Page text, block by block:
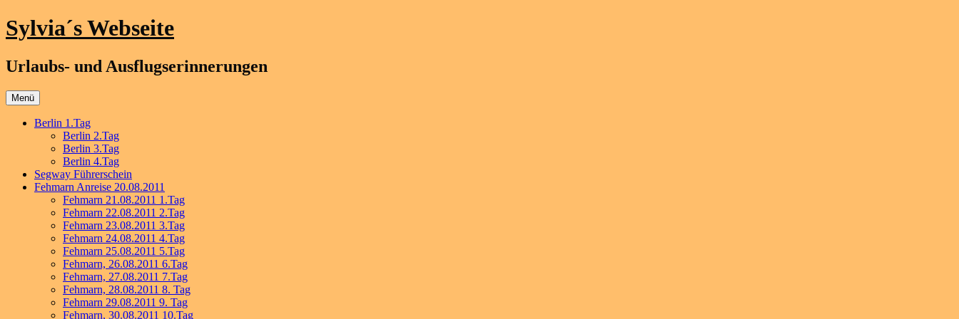
Zum
Inhalt
Sylvia´s Webseite
Urlaubs- und Ausflugserinnerungen
Menü
Berlin 1.Tag
Berlin 2.Tag
Berlin 3.Tag
Berlin 4.Tag
Segway Führerschein
Fehmarn Anreise 20.08.2011
Fehmarn 21.08.2011 1.Tag
Fehmarn 22.08.2011 2.Tag
Fehmarn 23.08.2011 3.Tag
Fehmarn 24.08.2011 4.Tag
Fehmarn 25.08.2011 5.Tag
Fehmarn, 26.08.2011 6.Tag
Fehmarn, 27.08.2011 7.Tag
Fehmarn, 28.08.2011 8. Tag
Fehmarn 29.08.2011 9. Tag
Fehmarn, 30.08.2011 10.Tag